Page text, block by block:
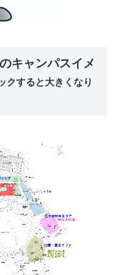
キャンパスイメ
クすると大きくなり